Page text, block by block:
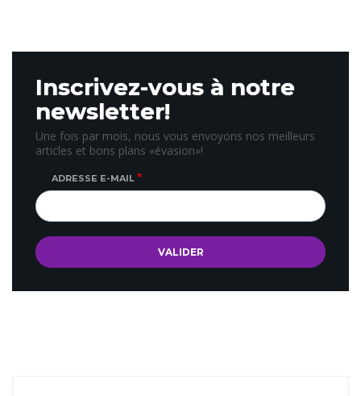
Inscrivez-vous à notre
newsletter!
Une fois par mois, nous vous envoyons nos meilleurs
articles et bons plans «évasion»!
ADRESSE E-MAIL